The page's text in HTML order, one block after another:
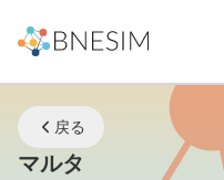
戻る
マルタ eSIM | どこ